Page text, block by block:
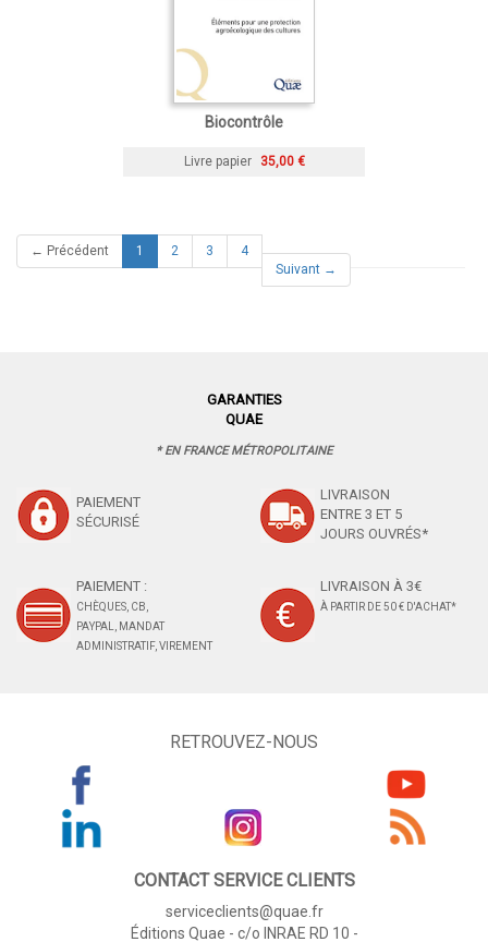
Biocontrôle
Livre papier 35,00 €
← Précédent 1 (current)
2 3
4
Suivant →
GARANTIES
QUAE
* EN FRANCE MÉTROPOLITAINE
PAIEMENT
SÉCURISÉ
LIVRAISON
ENTRE 3 ET 5
JOURS OUVRÉS*
PAIEMENT :
CHÈQUES, CB,
PAYPAL, MANDAT
ADMINISTRATIF, VIREMENT
LIVRAISON À 3€
À PARTIR DE 50 € D'ACHAT*
RETROUVEZ-NOUS
CONTACT SERVICE CLIENTS
serviceclients@quae.fr
Éditions Quae - c/o INRAE RD 10 -